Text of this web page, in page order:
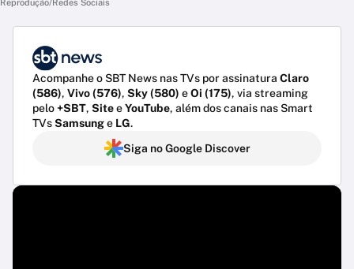
Reprodução/Redes Sociais
Acompanhe o SBT News nas TVs por assinatura Claro
(586), Vivo (576), Sky (580) eOi (175), via streaming
pelo+SBT, SiteeYouTube, além dos canais nas Smart
TVsSamsunge LG.
Siga no Google Discover